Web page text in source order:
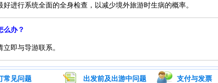
好进行系统全面的全身检查，以减少境外旅游时生病的概率。
么办？
立即与导游联系。
常见问题 出发前及出游中问题 支付与发票